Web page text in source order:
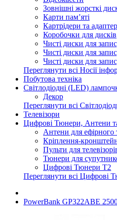
Зовнішні жорсткі
Карти пам’яті
Картрідери та
Коробочки для дисків
Чисті диски для
Чисті диски для
Чисті диски для
Переглянути всі Носії
Побутова техніка
Світлодіодні (LED)
Декор
Переглянути всі
Телевізори
Цифрові Тюнери, Антени
Антени для ефірного
Кріплення-
Пульти для
Тюнери для
Цифрові Тюнери T2
Переглянути всі Цифрові
PowerBank GP322ABE